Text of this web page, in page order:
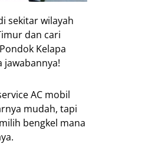
sekitar wilayah
dan cari
Kelapa
jawabannya!
AC mobil
mudah, tapi
bengkel mana